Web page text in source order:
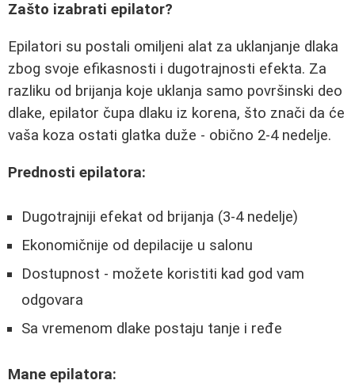
Zašto izabrati epilator?
Epilatori su postali omiljeni alat za uklanjanje dlaka
zbog svoje efikasnosti i dugotrajnosti efekta. Za
razliku od brijanja koje uklanja samo površinski deo
dlake, epilator čupa dlaku iz korena, što znači da će
vaša koza ostati glatka duže - obično 2-4 nedelje.
Prednosti epilatora:
Dugotrajniji efekat od brijanja (3-4 nedelje)
Ekonomičnije od depilacije u salonu
Dostupnost - možete koristiti kad god vam
odgovara
Sa vremenom dlake postaju tanje i ređe
Mane epilatora: